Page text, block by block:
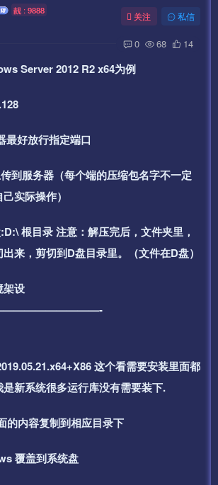
靓 : 9888 关注 私信
0 68 14
Server 2012 R2 x64为例
最好放行指定端口
到服务器（每个端的压缩包名字不一定
实际操作）
根目录 注意：解压完后，文件夹里，
来，剪切到D盘目录里。（文件在D盘）
设
这个看需要安装里面都
新系统很多运行库没有需要装下.
的内容复制到相应目录下
覆盖到系统盘